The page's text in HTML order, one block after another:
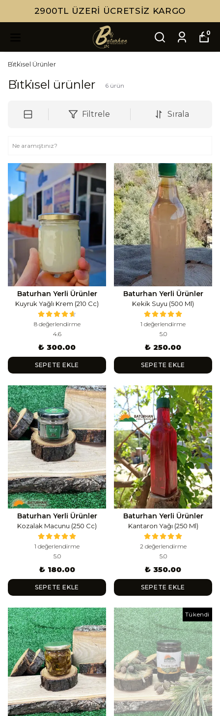
KARGO
0
Bi̇tki̇sel Ürünler
Bi̇tki̇sel ürünler 6 ürün
Filtrele Sırala
Baturhan Yerli Ürünler
Kuyruk Yağlı Krem (210 Cc)
8 değerlendirme
4.6
₺ 300.00
SEPETE EKLE
Baturhan Yerli Ürünler
Kekik Suyu (500 Ml)
1 değerlendirme
5.0
₺ 250.00
SEPETE EKLE
Baturhan Yerli Ürünler
Kozalak Macunu (250 Cc)
1 değerlendirme
5.0
₺ 180.00
SEPETE EKLE
Baturhan Yerli Ürünler
Kantaron Yağı (250 Ml)
2 değerlendirme
5.0
₺ 350.00
SEPETE EKLE
Tükendi